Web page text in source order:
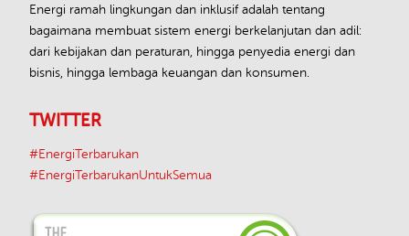
Energi ramah lingkungan dan inklusif adalah tentang
bagaimana membuat sistem energi berkelanjutan dan adil:
dari kebijakan dan peraturan, hingga penyedia energi dan
bisnis, hingga lembaga keuangan dan konsumen.
TWITTER
#EnergiTerbarukan
#EnergiTerbarukanUntukSemua